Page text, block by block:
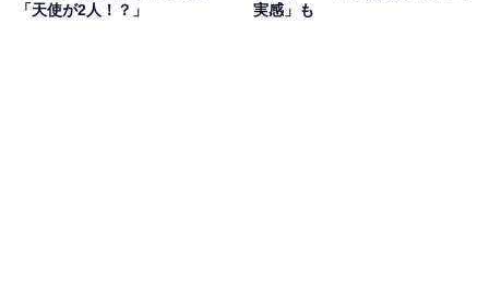
「天使が2人！？」
実感」も